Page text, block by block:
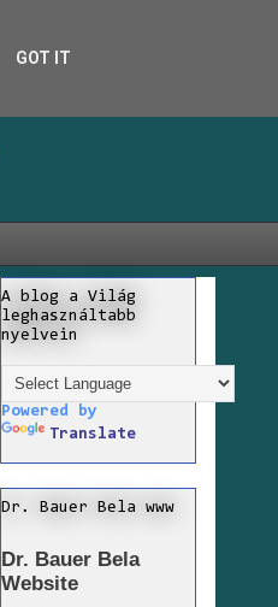
A blog a Világ
leghasználtabb
nyelvein
Powered by
Translate
Dr. Bauer Bela www
Dr. Bauer Bela
Website
GOT IT